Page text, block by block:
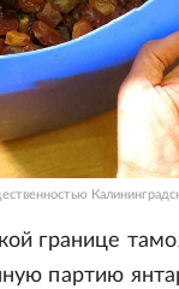
границе
партию